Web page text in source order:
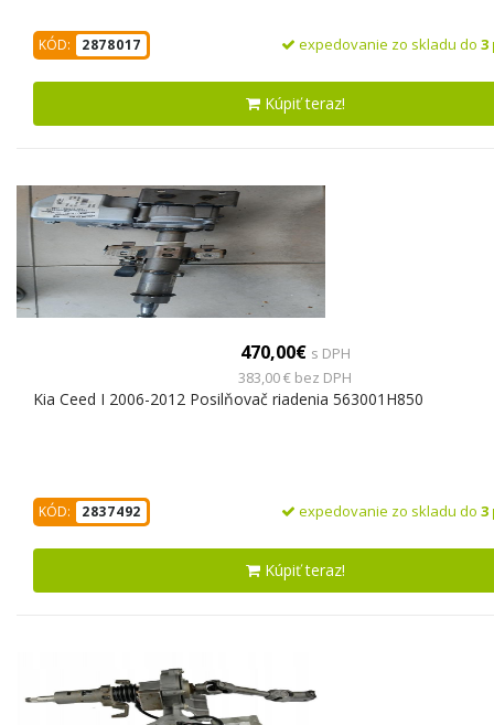
KÓD: 2878017 expedovanie zo skladu do 3
Kúpiť teraz!
470,00€ s DPH
383,00 € bez DPH
Kia Ceed I 2006-2012 Posilňovač riadenia 563001H850
KÓD: 2837492 expedovanie zo skladu do 3
Kúpiť teraz!